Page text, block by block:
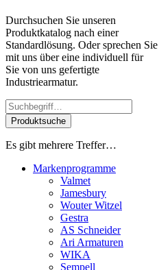
Durchsuchen Sie unseren
Produktkatalog nach einer
Standardlösung. Oder sprechen Sie
mit uns über eine individuell für
Sie von uns gefertigte
Industriearmatur.
Produktsuche
Es gibt mehrere Treffer…
Markenprogramme
Valmet
Jamesbury
Wouter Witzel
Gestra
AS Schneider
Ari Armaturen
WIKA
Sempell